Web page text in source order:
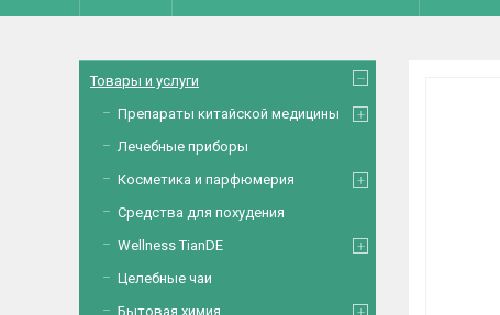
Товары и услуги
Препараты китайской медицины
Лечебные приборы
Косметика и парфюмерия
Средства для похудения
Wellness TianDE
Целебные чаи
Бытовая химия